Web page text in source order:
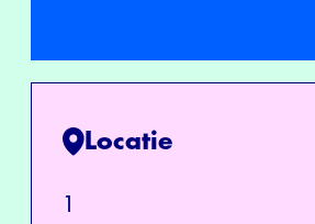
Locatie
1